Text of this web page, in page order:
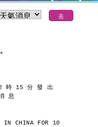
＊
時 15 分 發 出
息
IN CHINA FOR 10